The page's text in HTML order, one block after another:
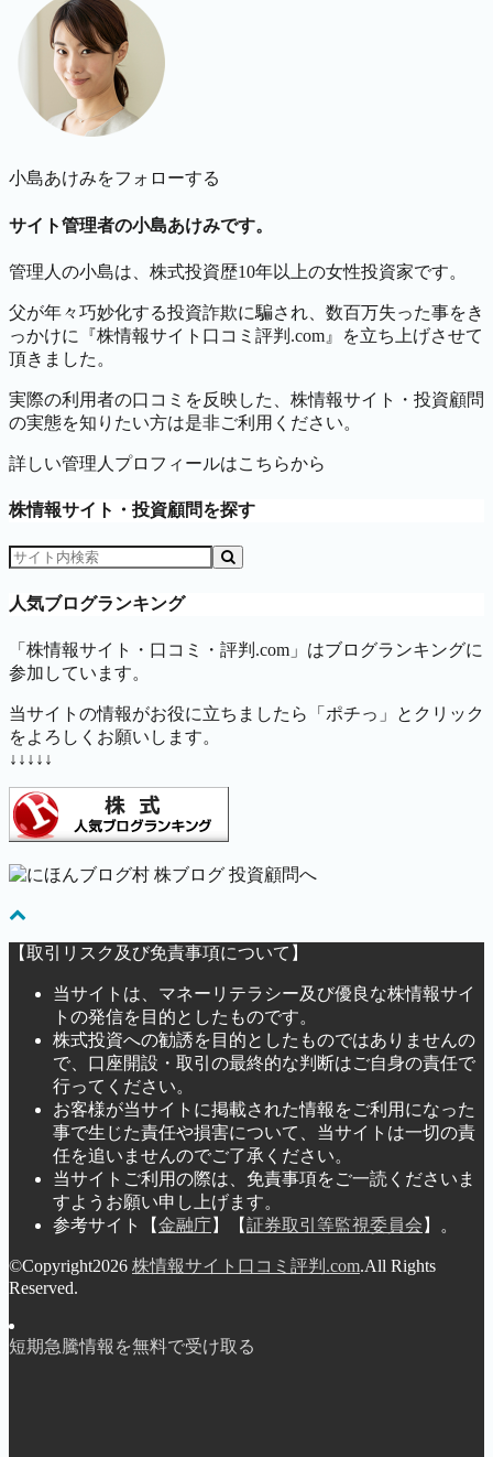
小島あけみをフォローする
サイト管理者の小島あけみです。
管理人の小島は、株式投資歴10年以上の女性投資家です。
父が年々巧妙化する投資詐欺に騙され、数百万失った事をき
っかけに『株情報サイト口コミ評判.com』を立ち上げさせて
頂きました。
実際の利用者の口コミを反映した、株情報サイト・投資顧問
の実態を知りたい方は是非ご利用ください。
詳しい管理人プロフィールはこちらから
株情報サイト・投資顧問を探す
人気ブログランキング
「株情報サイト・口コミ・評判.com」はブログランキングに
参加しています。
当サイトの情報がお役に立ちましたら「ポチっ」とクリック
をよろしくお願いします。
↓↓↓↓↓
【取引リスク及び免責事項について】
当サイトは、マネーリテラシー及び優良な株情報サイ
トの発信を目的としたものです。
株式投資への勧誘を目的としたものではありませんの
で、口座開設・取引の最終的な判断はご自身の責任で
行ってください。
お客様が当サイトに掲載された情報をご利用になった
事で生じた責任や損害について、当サイトは一切の責
任を追いませんのでご了承ください。
当サイトご利用の際は、免責事項をご一読くださいま
すようお願い申し上げます。
参考サイト【金融庁】【証券取引等監視委員会 】。
©Copyright2026 株情報サイト口コミ評判.com.All Rights
Reserved.
短期急騰情報を無料で受け取る